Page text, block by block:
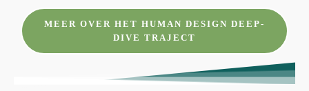
MEER OVER HET HUMAN DESIGN DEEP-
DIVE TRAJECT